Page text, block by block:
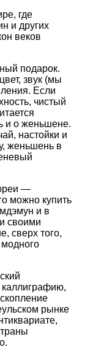
где
и других
веков
подарок.
звук (мы
Если
чистый
и о женьшене.
настойки и
женьшень в
—
можно купить
и в
своими
сверх того,
каллиграфию,
рынке